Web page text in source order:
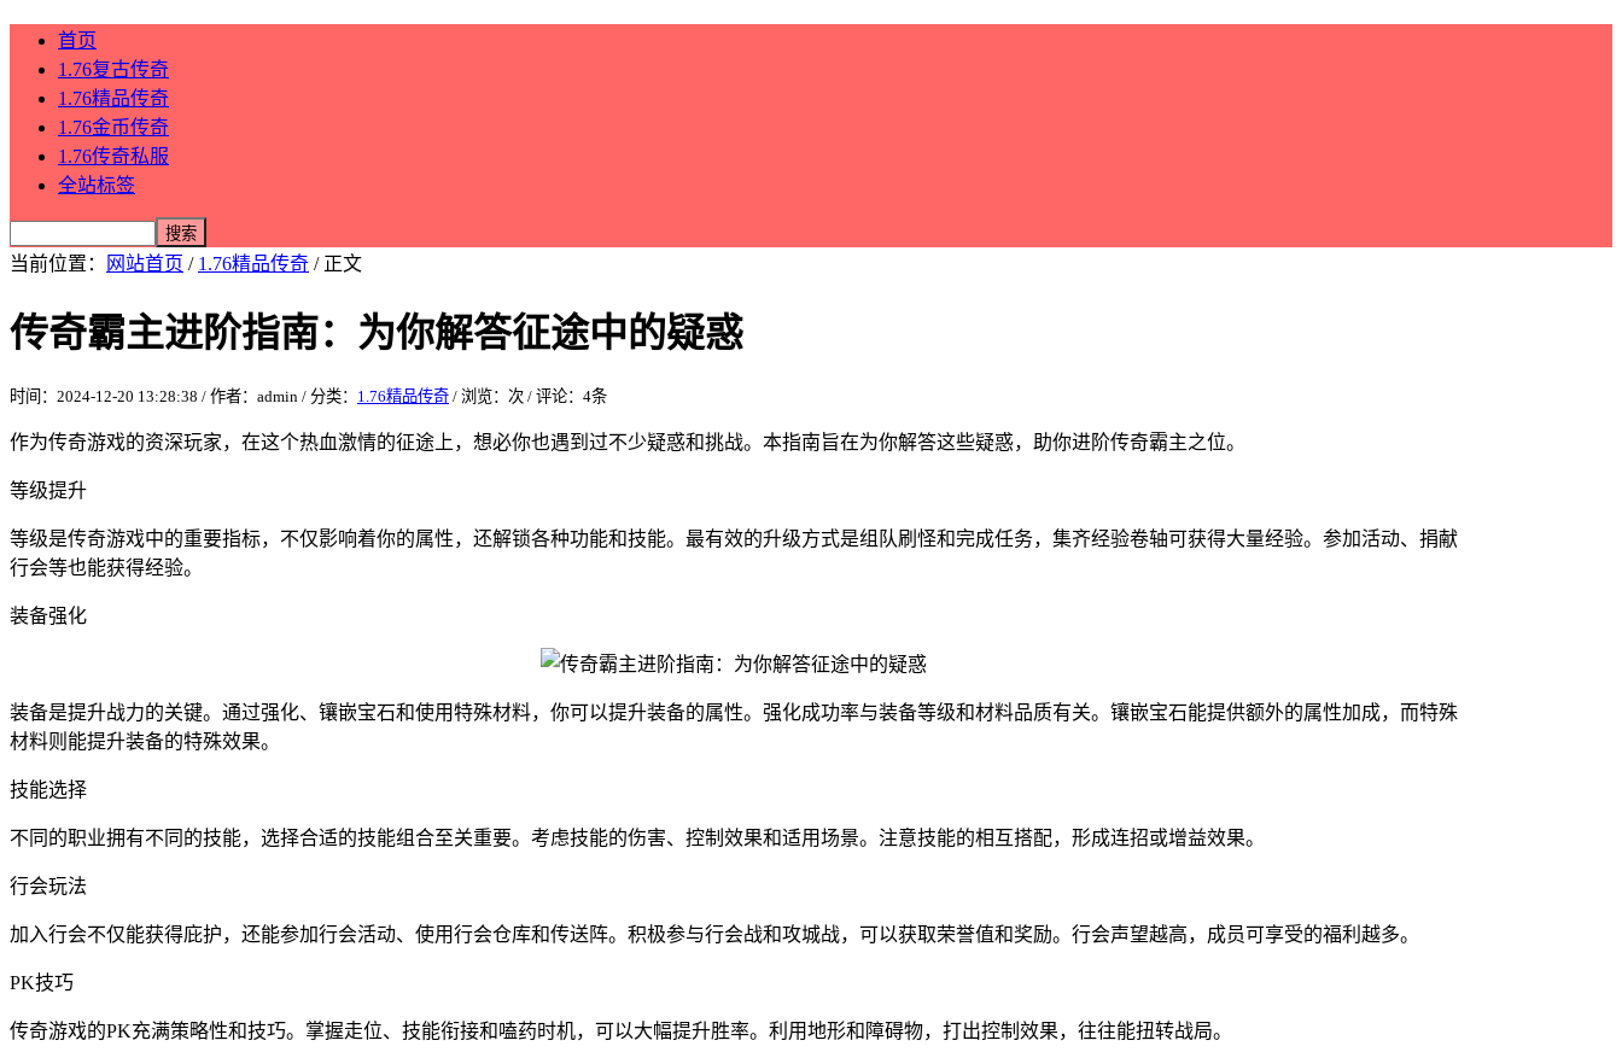
首页
1.76复古传奇
1.76精品传奇
1.76金币传奇
1.76传奇私服
全站标签
当前位置： 网站首页 / 1.76精品传奇 / 正文
传奇霸主进阶指南：为你解答征途中的疑惑
时间：2024-12-20 13:28:38 / 作者：admin / 分类： 1.76精品传奇 / 浏览： 次 / 评论：4条
作为传奇游戏的资深玩家，在这个热血激情的征途上，想必你也遇到过不少疑惑和挑战。本指南旨在为你解答这些疑惑，助你进阶传奇霸主之位。
等级提升
等级是传奇游戏中的重要指标，不仅影响着你的属性，还解锁各种功能和技能。最有效的升级方式是组队刷怪和完成任务，集齐经验卷轴可获得大量经验。参加活动、捐献
行会等也能获得经验。
装备强化
装备是提升战力的关键。通过强化、镶嵌宝石和使用特殊材料，你可以提升装备的属性。强化成功率与装备等级和材料品质有关。镶嵌宝石能提供额外的属性加成，而特殊
材料则能提升装备的特殊效果。
技能选择
不同的职业拥有不同的技能，选择合适的技能组合至关重要。考虑技能的伤害、控制效果和适用场景。注意技能的相互搭配，形成连招或增益效果。
行会玩法
加入行会不仅能获得庇护，还能参加行会活动、使用行会仓库和传送阵。积极参与行会战和攻城战，可以获取荣誉值和奖励。行会声望越高，成员可享受的福利越多。
PK技巧
传奇游戏的PK充满策略性和技巧。掌握走位、技能衔接和嗑药时机，可以大幅提升胜率。利用地形和障碍物，打出控制效果，往往能扭转战局。